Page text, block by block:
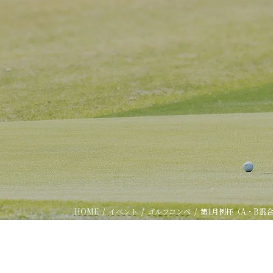
HOME イベント ゴルフコンペ 第1月例杯（A・B混